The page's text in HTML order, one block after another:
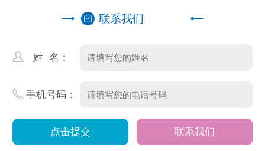
联系我们
姓 名：
手机号码：
联系我们